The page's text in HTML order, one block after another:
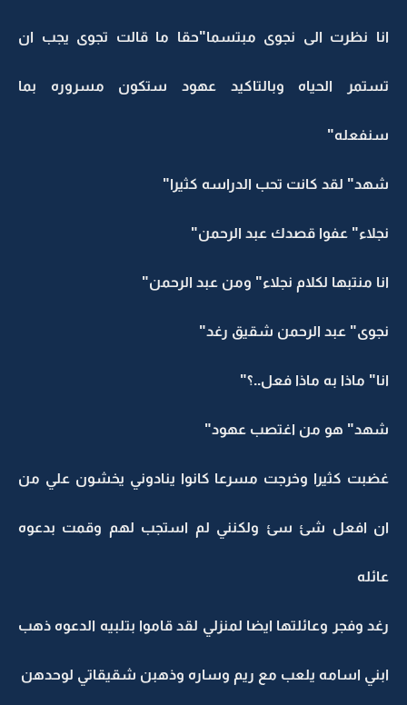
انا نظرت الى نجوى مبتسما"حقا ما قالت تجوى يجب ان
تستمر الحياه وبالتاكيد عهود ستكون مسروره بما
سنفعله"
شهد" لقد كانت تحب الدراسه كثيرا"
نجلاء" عفوا قصدك عبد الرحمن"
انا منتبها لكلام نجلاء" ومن عبد الرحمن"
نجوى" عبد الرحمن شقيق رغد"
انا" ماذا به ماذا فعل..؟"
شهد" هو من اغتصب عهود"
غضبت كثيرا وخرجت مسرعا كانوا ينادوني يخشون علي من
ان افعل شئ سئ ولكنني لم استجب لهم وقمت بدعوه
عائله
رغد وفجر وعائلتها ايضا لمنزلي لقد قاموا بتلبيه الدعوه ذهب
ابني اسامه يلعب مع ريم وساره وذهبن شقيقاتي لوحدهن